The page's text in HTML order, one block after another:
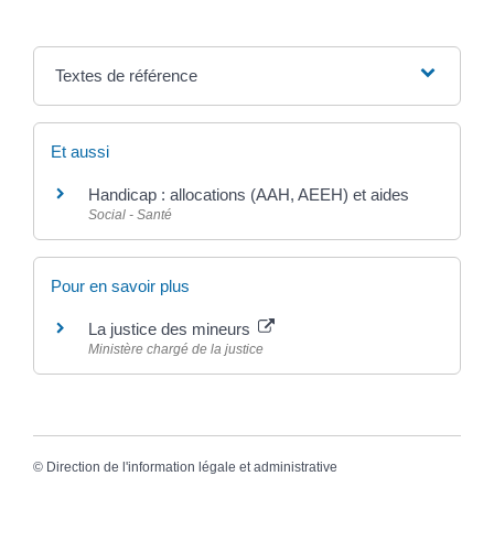
Textes de référence
Et aussi
Handicap : allocations (AAH, AEEH) et aides
Social - Santé
Pour en savoir plus
La justice des mineurs
Ministère chargé de la justice
© Direction de l'information légale et administrative